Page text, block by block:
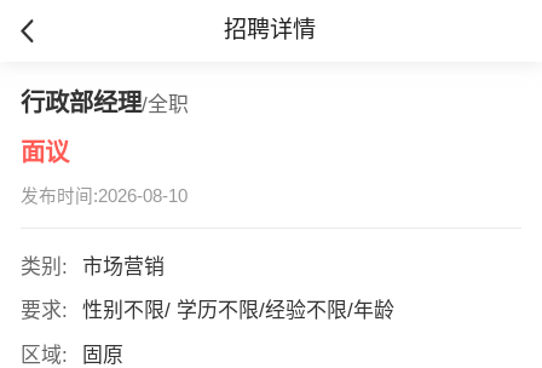
招聘详情
行政部经理/全职
面议
发布时间:2026-08-10
类别:
市场营销
要求:
性别不限/ 学历不限/经验不限/年龄
区域:
固原